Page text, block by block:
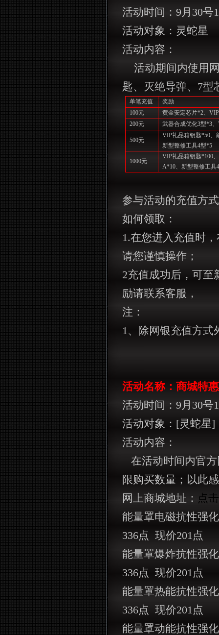
活动时间：9月30号
活动对象：灵蛇星
活动内容：
活动期间内使用
匙、灭绝导弹、7型
单笔充值
奖励
100元 黄金安定芯片*2、VIP
200元 武器合成优化3型*3、
500元
VIP礼品箱钥匙*50、
新型整修工具4型*5
1000元
VIP礼品箱钥匙*100
A*10、新型整修工具4
参与活动的充值方式
如何领取：
1.在您进入充值时
请您谨慎操作；
2充值成功后，可至
励请联系客服，
注：
1、除网银充值方式
活动名称：商城特
活动时间：9月30号
活动对象：[灵蛇星]
活动内容：
在活动时间内官
限购买数量；以此
网上商城地址：点
能量罩电磁抗性强
336点 现价201点
能量罩爆炸抗性强
336点 现价201点
能量罩热能抗性强
336点 现价201点
能量罩动能抗性强